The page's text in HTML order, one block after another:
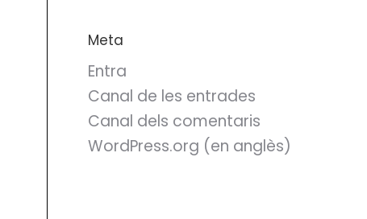
Meta
Entra
Canal de les entrades
Canal dels comentaris
WordPress.org (en anglès)